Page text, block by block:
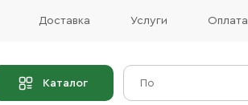
Доставка Услуги Оплата
Каталог